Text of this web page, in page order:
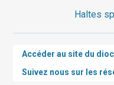
Haltes
Accéder au site du
Suivez nous sur les